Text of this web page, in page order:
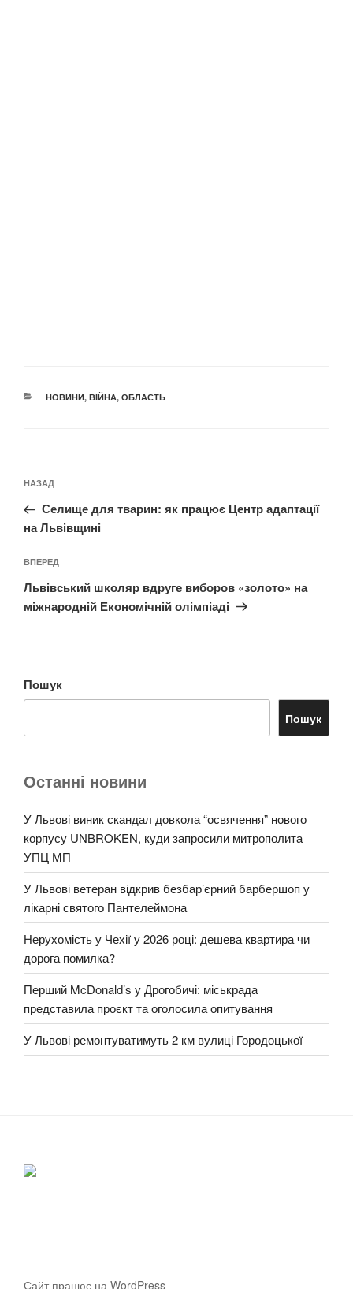
КАТЕГОРІЇ
НОВИНИ, ВІЙНА, ОБЛАСТЬ
записів
Попередній
запис:
НАЗАД
Селище для тварин: як працює Центр адаптації
на Львівщині
Наступний
запис
ВПЕРЕД
Львівський школяр вдруге виборов «золото» на
міжнародній Економічній олімпіаді
Пошук
Пошук
Останні новини
У Львові виник скандал довкола “освячення” нового
корпусу UNBROKEN, куди запросили митрополита
УПЦ МП
У Львові ветеран відкрив безбар’єрний барбершоп у
лікарні святого Пантелеймона
Нерухомість у Чехії у 2026 році: дешева квартира чи
дорога помилка?
Перший McDonald’s у Дрогобичі: міськрада
представила проєкт та оголосила опитування
У Львові ремонтуватимуть 2 км вулиці Городоцької
Сайт працює на WordPress